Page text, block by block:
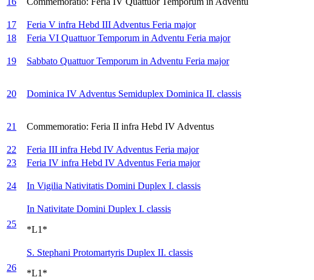
17 Feria V infra Hebd III Adventus Feria major
18
Feria VI Quattuor Temporum in Adventu Feria major
19 Sabbato Quattuor Temporum in Adventu Feria major
20 Dominica IV Adventus Semiduplex Dominica II. classis
21 Commemoratio: Feria II infra Hebd IV Adventus
22 Feria III infra Hebd IV Adventus Feria major
23
Feria IV infra Hebd IV Adventus Feria major
24 In Vigilia Nativitatis Domini Duplex I. classis
25
In Nativitate Domini Duplex I. classis
*L1*
26
S. Stephani Protomartyris Duplex II. classis
*L1*